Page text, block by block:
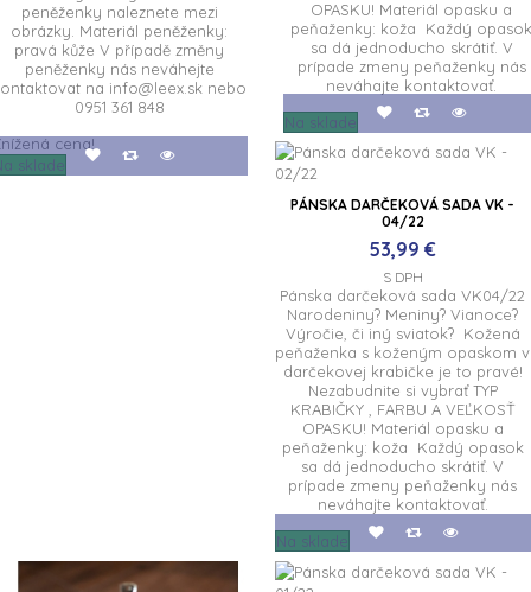
peněženky naleznete mezi
obrázky. Materiál peněženky:
pravá kůže V případě změny
peněženky nás neváhejte
na info@leex.sk nebo
0951 361 848
cena!
sklade
OPASKU! Materiál opasku a
peňaženky: koža Každý
sa dá jednoducho skrátiť. V
prípade zmeny peňaženky nás
neváhajte kontaktovať.
Na sklade
PÁNSKA DARČEKOVÁ SADA VK -
04/22
53,99 €
S DPH
Pánska darčeková sada VK04/22
Narodeniny? Meniny? Vianoce?
Výročie, či iný sviatok? Kožená
peňaženka s koženým opaskom v
darčekovej krabičke je to pravé!
Nezabudnite si vybrať TYP
KRABIČKY , FARBU A VEĽKOSŤ
OPASKU! Materiál opasku a
peňaženky: koža Každý opasok
sa dá jednoducho skrátiť. V
prípade zmeny peňaženky nás
neváhajte kontaktovať.
Na sklade